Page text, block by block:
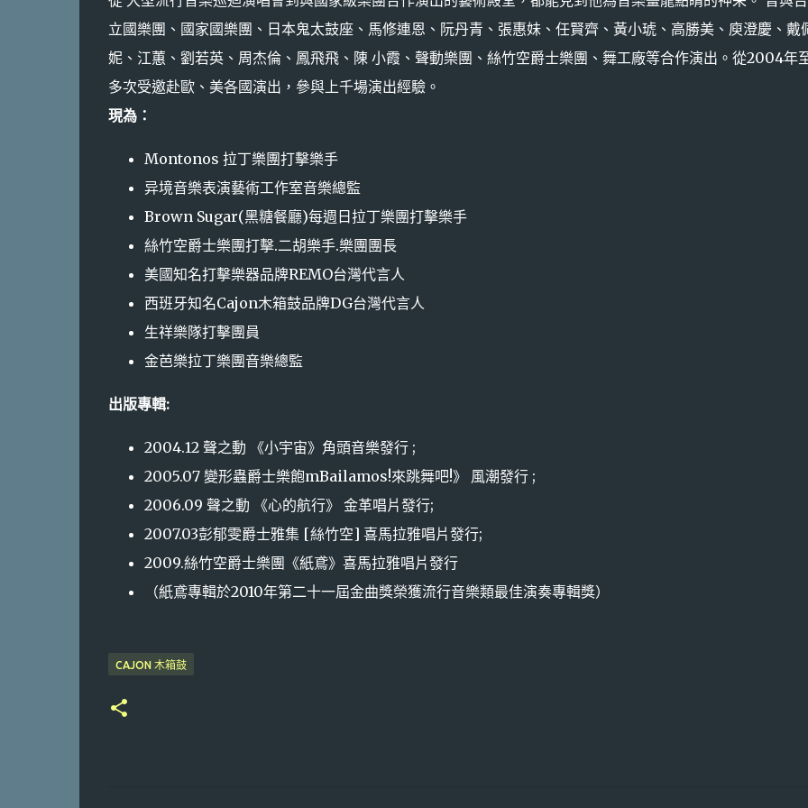
立國樂團、國家國樂團、日本鬼太鼓座、馬修連恩、阮丹青、張惠妹、任賢齊、黃小琥、高勝美、庾澄慶、戴
妮、江蕙、劉若英、周杰倫、鳳飛飛、陳 小霞、聲動樂團、絲竹空爵士樂團、舞工廠等合作演出。從2004年
多次受邀赴歐、美各國演出，參與上千場演出經驗。
現為：
Montonos 拉丁樂團打擊樂手
异境音樂表演藝術工作室音樂總監
Brown Sugar(黑糖餐廳)每週日拉丁樂團打擊樂手
絲竹空爵士樂團打擊.二胡樂手.樂團團長
美國知名打擊樂器品牌REMO台灣代言人
西班牙知名Cajon木箱鼓品牌DG台灣代言人
生祥樂隊打擊團員
金芭樂拉丁樂團音樂總監
出版專輯:
2004.12 聲之動 《小宇宙》角頭音樂發行 ;
2005.07 變形蟲爵士樂飽mBailamos!來跳舞吧!》 風潮發行 ;
2006.09 聲之動 《心的航行》 金革唱片發行;
2007.03彭郁雯爵士雅集 [絲竹空] 喜馬拉雅唱片發行;
2009.絲竹空爵士樂團《紙鳶》喜馬拉雅唱片發行
（紙鳶專輯於2010年第二十一屆金曲獎榮獲流行音樂類最佳演奏專輯獎）
CAJON 木箱鼓